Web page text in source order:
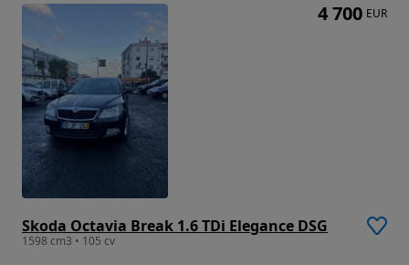
Skoda Octavia Break 1.6 TDi Elegance DSG
1598 cm3 • 105 cv
4 700 EUR